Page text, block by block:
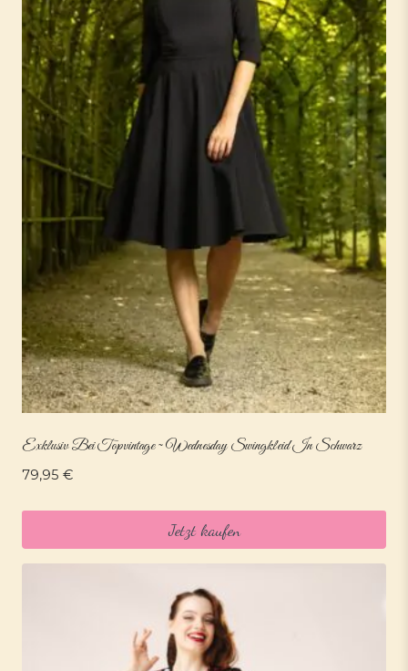
Exklusiv Bei Topvintage ~ Wednesday Swingkleid In Schwarz
79,95 €
Jetzt kaufen